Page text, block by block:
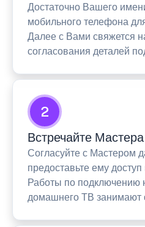
Достаточно Вашего
мобильного телефона
Далее с Вами свяжется
согласования деталей
2
Встречайте Мастера
Согласуйте с Мастером
предоставьте ему
Работы по подключению
домашнего ТВ занимают